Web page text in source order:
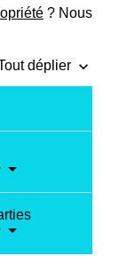
? Nous
déplier keyboard_arrow_down